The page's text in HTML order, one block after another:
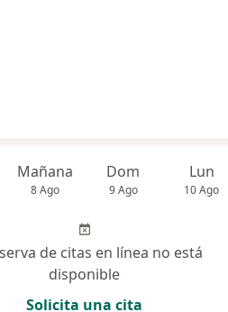
Mañana
8 Ago
Dom
9 Ago
Lun
10 Ago
de citas en línea no está
disponible
Solicita una cita